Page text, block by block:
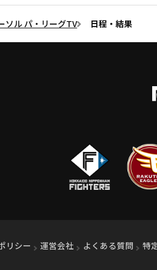
ソル パ・リーグTV 日程・結果
リシー 運営会社 （別ウィンドウで開
よくある質問 特